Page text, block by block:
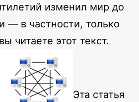
изменил мир до
— в частности, только
читаете этот текст.
Эта статья